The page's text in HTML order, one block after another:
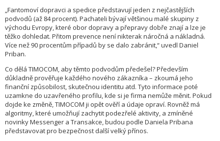
„Fantomoví dopravci a spedice představují jeden z nejčastějších
podvodů (až 84 procent). Pachateli bývají většinou malé skupiny z
východu Evropy, které obor dopravy a přepravy dobře znají a lze je
těžko dohledat. Přitom prevence není nikterak náročná a nákladná.
Více než 90 procentům případů by se dalo zabránit,“ uvedl Daniel
Priban.
Co dělá TIMOCOM, aby těmto podvodům předešel? Především
důkladně prověřuje každého nového zákazníka – zkoumá jeho
finanční způsobilost, skutečnou identitu atd. Tyto informace poté
uzamkne do uzavřeného profilu, kde si je firma nemůže měnit. Pokud
dojde ke změně, TIMOCOM ji opět ověří a údaje opraví. Rovněž má
algoritmy, které umožňují zachytit podezřelé aktivity, a zmíněné
novinky Messenger a Transakce, budou podle Daniela Pribana
představovat pro bezpečnost další velký přínos.